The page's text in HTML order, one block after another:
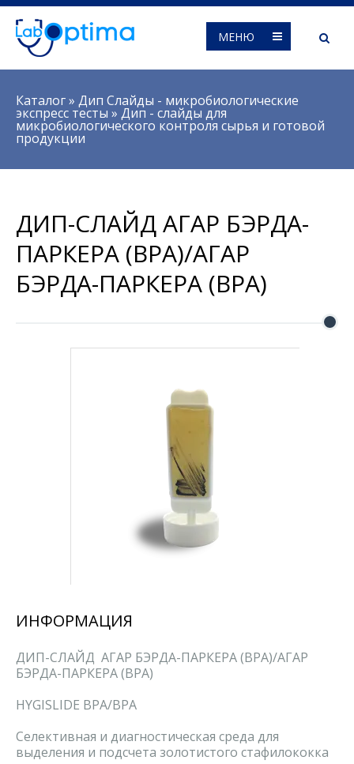
МЕНЮ
Вы здесь
Каталог» Дип Слайды - микробиологические
экспресс тесты » Дип - слайды для
микробиологического контроля сырья и готовой
продукции
ДИП-СЛАЙД АГАР БЭРДА-
ПАРКЕРА (BPA)/АГАР
БЭРДА-ПАРКЕРА (BPA)
ИНФОРМАЦИЯ
ДИП-СЛАЙД АГАР БЭРДА-ПАРКЕРА (BPA)/АГАР
БЭРДА-ПАРКЕРА (BPA)
HYGISLIDE BPA/BPA
Селективная и диагностическая среда для
выделения и подсчета золотистого стафилококка